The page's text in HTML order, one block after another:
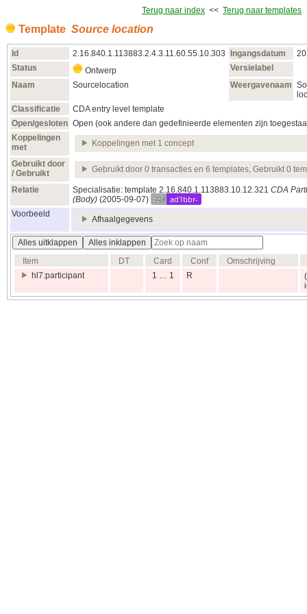
Terug naar index << Terug naar templates
Template Source location
Id 2.16.840.1.113883.2.4.3.11.60.55.10.303 Ingangsdatum
Status
Ontwerp
Versielabel
Naam
Sourcelocation Weergavenaam
Classificatie
CDA entry level template
Open/gesloten Open (ook andere dan gedefinieerde elementen zijn
Koppelingen
met
Koppelingen met 1 concept
Gebruikt door
/ Gebruikt
Gebruikt door 0 transacties en 6 templates, Gebruikt 0
Relatie Specialisatie: template 2.16.840.1.113883.10.12.321 CDA
(Body) (2005‑09‑07) ref ad1bbr-
Voorbeeld
Afhaalgegevens
Alles uitklappen
Alles inklappen
Item
DT Card Conf
Omschrijving
hl7:participant
1 … 1 R